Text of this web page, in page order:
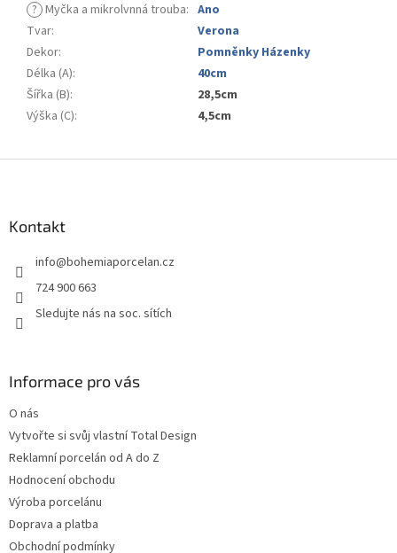
? Myčka a mikrolvnná trouba: Ano
Tvar:
Verona
Dekor:
Pomněnky Házenky
Délka (A):
40cm
Šířka (B):
28,5cm
Výška (C): 4,5cm
Kontakt
info@bohemiaporcelan.cz
724 900 663
Sledujte nás na soc. sítích
Informace pro vás
O nás
Vytvořte si svůj vlastní Total Design
Reklamní porcelán od A do Z
Hodnocení obchodu
Výroba porcelánu
Doprava a platba
Obchodní podmínky